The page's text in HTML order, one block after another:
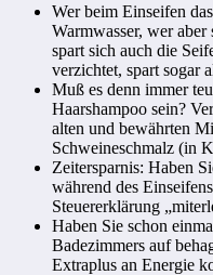
Wer beim Einseifen
Warmwasser, wer
spart sich auch die
verzichtet, spart sogar
Muß es denn immer
Haarshampoo sein?
alten und bewährten
Schweineschmalz (in
Zeitersparnis: Haben
während des
Steuererklärung
Haben Sie schon
Badezimmers auf
Extraplus an Energie